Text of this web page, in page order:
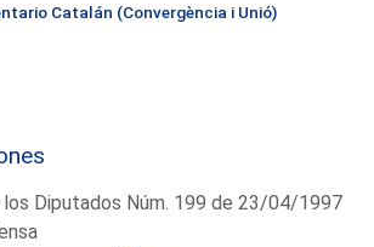
Catalán (Convergència i Unió)
los Diputados Núm. 199 de 23/04/1997